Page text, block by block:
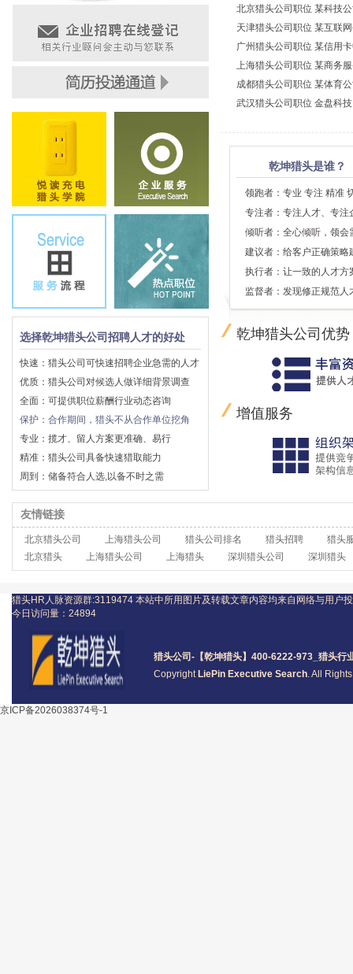
选择乾坤猎头公司招聘人才的好处
快速：猎头公司可快速招聘企业急需的人才
优质：猎头公司对候选人做详细背景调查
全面：可提供职位薪酬行业动态咨询
保护：合作期间，猎头不从合作单位挖角
专业：揽才、留人方案更准确、易行
精准：猎头公司具备快速猎取能力
周到：储备符合人选,以备不时之需
24-36万
北京猎头公司职位 某科技
天津猎头公司职位 某互联
广州猎头公司职位 某信用
上海猎头公司职位 某商务
36万
成都猎头公司职位 某体育
万
武汉猎头公司职位 金盘科
乾坤猎头是谁？
领跑者：专业 专注 精准
专注者：专注人才、专注
倾听者：全心倾听，领会
建议者：给客户正确策略
执行者：让一致的人才方
监督者：发现修正规范人
乾坤猎头公司优势
增值服务
友情链接
北京猎头公司 上海猎头公司 猎头公司排名 猎头招聘
猎头
北京猎头
上海猎头公司 上海猎头 深圳猎头公司 深圳猎头
猎头公司 -【乾坤猎头】400-6222-973_ 猎头行
Copyright LiePin Executive Search. All
猎头HR人脉资源群:3119474 本站中所用图片及转载文章内容均来自网络与用户
今日访问量： 24894
京ICP备2026038374号-1